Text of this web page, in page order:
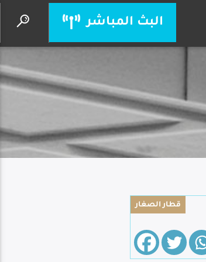
البث المباشر
الحياة الأفضل- أكرم حليم
قطار الصغار